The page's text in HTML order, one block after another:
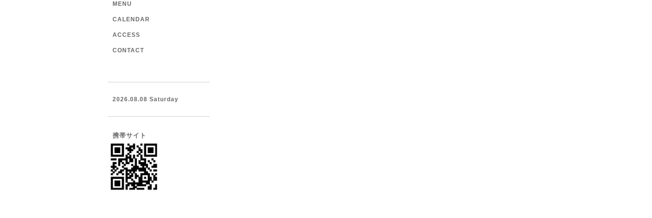
MENU
CALENDAR
ACCESS
CONTACT
2026.08.08 Saturday
携帯サイト